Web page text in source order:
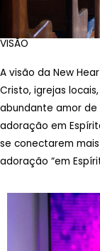
VISÃO
A visão da New
Cristo, igrejas
abundante amor de
adoração em
se conectarem
adoração “em